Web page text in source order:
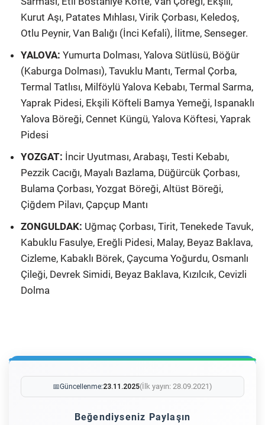
Kurut Aşı, Patates Mıhlası, Virik Çorbası, Keledoş,
Otlu Peynir, Van Balığı (İnci Kefali), İlitme, Senseger.
YALOVA: Yumurta Dolması, Yalova Sütlüsü, Böğür
(Kaburga Dolması), Tavuklu Mantı, Termal Çorba,
Termal Tatlısı, Milföylü Yalova Kebabı, Termal Sarma,
Yaprak Pidesi, Ekşili Köfteli Bamya Yemeği, Ispanaklı
Yalova Böreği, Cennet Küngü, Yalova Köftesi, Yaprak
Pidesi
YOZGAT: İncir Uyutması, Arabaşı, Testi Kebabı,
Pezzik Cacığı, Mayalı Bazlama, Düğürcük Çorbası,
Bulama Çorbası, Yozgat Böreği, Altüst Böreği,
Çiğdem Pilavı, Çapçup Mantı
ZONGULDAK: Uğmaç Çorbası, Tirit, Tenekede Tavuk,
Kabuklu Fasulye, Ereğli Pidesi, Malay, Beyaz Baklava,
Cizleme, Kabaklı Börek, Çaycuma Yoğurdu, Osmanlı
Çileği, Devrek Simidi, Beyaz Baklava, Kızılcık, Cevizli
Dolma
📅Güncellenme:23.11.2025(İlk yayın: 28.09.2021)
Beğendiyseniz Paylaşın